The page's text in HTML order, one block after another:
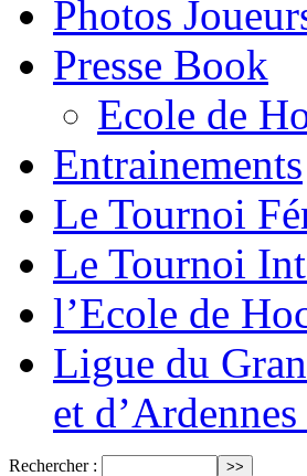
Photos
Presse Book
Ecole de
Entrainements
Le Tournoi
Le Tournoi
l’Ecole de
Ligue du
et
Rechercher :